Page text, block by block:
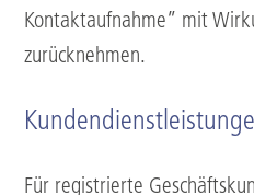
Kontaktaufnahme” mit
zurücknehmen.
Für registrierte